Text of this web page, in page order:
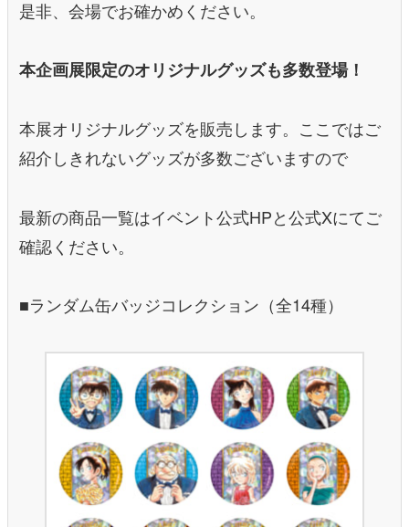
是非、会場でお確かめください。
本企画展限定のオリジナルグッズも多数登場！
本展オリジナルグッズを販売します。ここではご
紹介しきれないグッズが多数ございますので
最新の商品一覧はイベント公式HPと公式Xにてご
確認ください。
■ランダム缶バッジコレクション（全14種）